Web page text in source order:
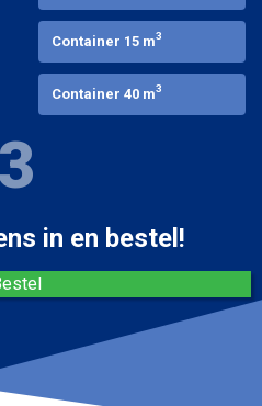
Container 15 m3
Container 40 m3
3
in en bestel!